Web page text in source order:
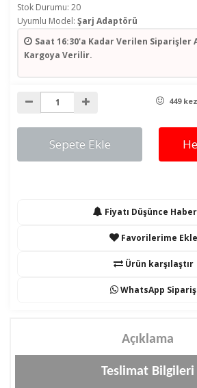
Stok Durumu: 20
Uyumlu Model: Şarj Adaptörü
Saat 16:30'a Kadar Verilen Siparişler
Kargoya Verilir.
449
Sepete Ekle
Fiyatı Düşünce
Favorilerime Ekle
Ürün karşılaştır
WhatsApp Sipariş
Açıklama
Teslimat Bilgileri